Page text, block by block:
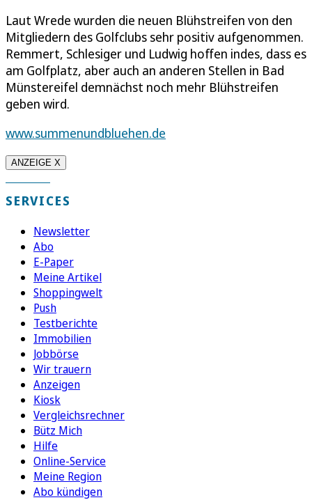
Laut Wrede wurden die neuen Blühstreifen von den
Mitgliedern des Golfclubs sehr positiv aufgenommen.
Remmert, Schlesiger und Ludwig hoffen indes, dass es
am Golfplatz, aber auch an anderen Stellen in Bad
Münstereifel demnächst noch mehr Blühstreifen
geben wird.
www.summenundbluehen.de
ANZEIGE X
SERVICES
Newsletter
Abo
E-Paper
Meine Artikel
Shoppingwelt
Push
Testberichte
Immobilien
Jobbörse
Wir trauern
Anzeigen
Kiosk
Vergleichsrechner
Bütz Mich
Hilfe
Online-Service
Meine Region
Abo kündigen